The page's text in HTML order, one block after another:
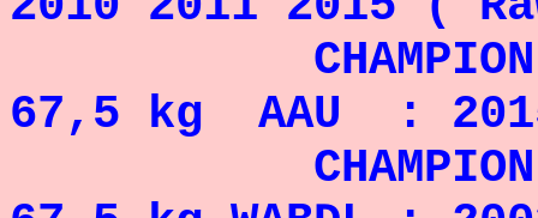
CHAMPION
67,5 kg AAU :
CHAMPION